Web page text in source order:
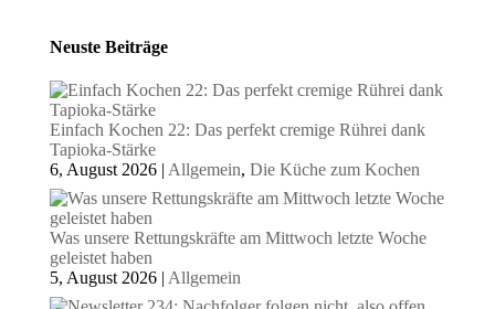
Neuste Beiträge
Einfach Kochen 22: Das perfekt cremige Rührei dank
Tapioka-Stärke
6, August 2026| Allgemein, Die Küche zum Kochen
Was unsere Rettungskräfte am Mittwoch letzte Woche
geleistet haben
5, August 2026| Allgemein